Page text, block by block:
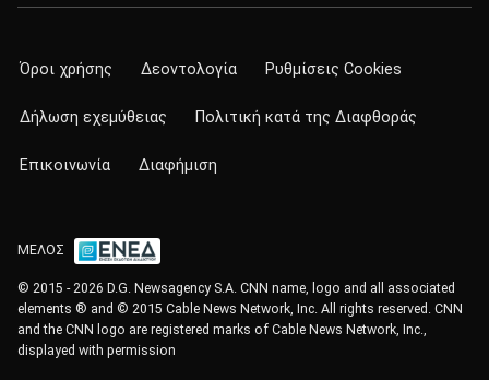
Όροι χρήσης Δεοντολογία Ρυθμίσεις Cookies
Δήλωση εχεμύθειας Πολιτική κατά της Διαφθοράς
Επικοινωνία Διαφήμιση
ΜΕΛΟΣ
© 2015 - 2026 D.G. Newsagency S.A. CNN name, logo and all associated
elements ® and © 2015 Cable News Network, Inc. All rights reserved. CNN
and the CNN logo are registered marks of Cable News Network, Inc.,
displayed with permission